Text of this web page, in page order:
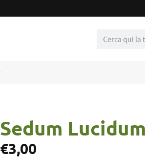
Sedum Lucidum
€3,00